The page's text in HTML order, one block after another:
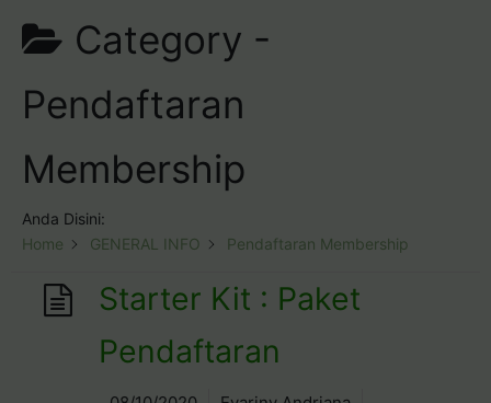
Category -
Pendaftaran
Membership
Anda Disini:
Home
GENERAL INFO Pendaftaran Membership
Starter Kit : Paket
Pendaftaran